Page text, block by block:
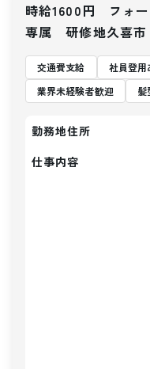
時給1600円 フォ
専属 研修地久喜市
交通費支給 社員登用
業界未経験者歓迎
髪
勤務地住所
仕事内容